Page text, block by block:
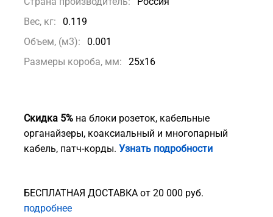
Вес, кг:
0.119
Объем, (м3):
0.001
Размеры короба, мм:
25х16
Скидка 5% на блоки розеток, кабельные
органайзеры, коаксиальный и многопарный
кабель, патч-корды. Узнать подробности
БЕСПЛАТНАЯ ДОСТАВКА от 20 000 руб.
подробнее